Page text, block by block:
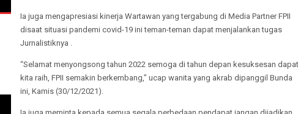
Ia juga mengapresiasi kinerja Wartawan yang tergabung di Media Partner FPII
disaat situasi pandemi covid-19 ini teman-teman dapat menjalankan tugas
Jurnalistiknya .
“Selamat menyongsong tahun 2022 semoga di tahun depan kesuksesan dapat
kita raih, FPII semakin berkembang,” ucap wanita yang akrab dipanggil Bunda
ini, Kamis (30/12/2021).